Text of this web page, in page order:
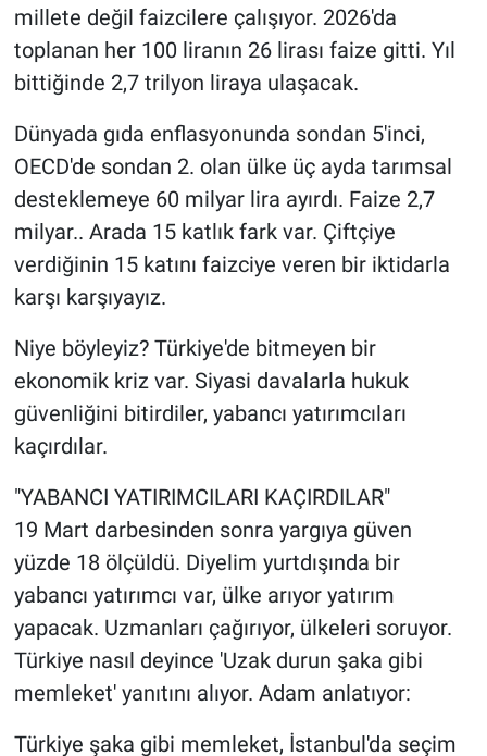
millete değil faizcilere çalışıyor. 2026'da
toplanan her 100 liranın 26 lirası faize gitti. Yıl
bittiğinde 2,7 trilyon liraya ulaşacak.
Dünyada gıda enflasyonunda sondan 5'inci,
OECD'de sondan 2. olan ülke üç ayda tarımsal
desteklemeye 60 milyar lira ayırdı. Faize 2,7
milyar.. Arada 15 katlık fark var. Çiftçiye
verdiğinin 15 katını faizciye veren bir iktidarla
karşı karşıyayız.
Niye böyleyiz? Türkiye'de bitmeyen bir
ekonomik kriz var. Siyasi davalarla hukuk
güvenliğini bitirdiler, yabancı yatırımcıları
kaçırdılar.
"YABANCI YATIRIMCILARI KAÇIRDILAR"
19 Mart darbesinden sonra yargıya güven
yüzde 18 ölçüldü. Diyelim yurtdışında bir
yabancı yatırımcı var, ülke arıyor yatırım
yapacak. Uzmanları çağırıyor, ülkeleri soruyor.
Türkiye nasıl deyince 'Uzak durun şaka gibi
memleket' yanıtını alıyor. Adam anlatıyor:
Türkiye şaka gibi memleket, İstanbul'da seçim